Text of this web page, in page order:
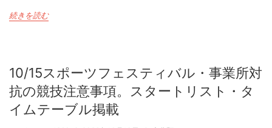
続きを読む
10/15スポーツフェスティバル・事業所対
抗の競技注意事項。スタートリスト・タ
イムテーブル掲載